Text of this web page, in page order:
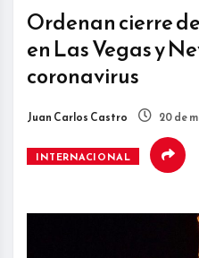
Ordenan cierre
en Las Vegas y
coronavirus
Juan Carlos Castro 20 de
INTERNACIONAL